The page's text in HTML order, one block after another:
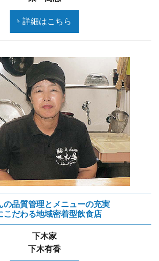
詳細はこちら
の品質管理とメニューの充実
こだわる地域密着型飲食店
下木家
下木有香